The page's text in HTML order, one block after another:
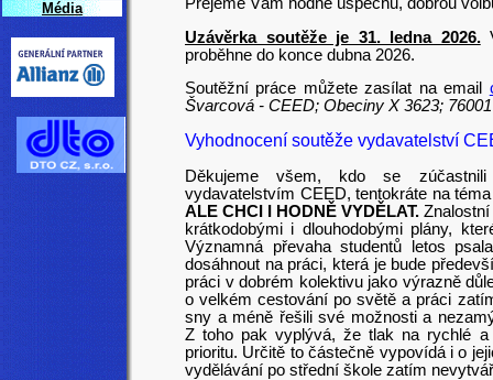
Média
Uzávěrka soutěže je 31. ledna 2026.
proběhne do konce dubna 2026.
Soutěžní práce můžete zasílat na email
Švarcová - CEED; Obeciny X 3623;
Vyhodnocení soutěže vydavatelství
Děkujeme všem, kdo se zúčastnili
vydavatelstvím CEED, tentokráte na
ALE CHCI I HODNĚ VYDĚLAT.
krátkodobými i dlouhodobými plány,
Významná převaha studentů letos
dosáhnout na práci, která je bude
práci v dobrém kolektivu jako výrazně
o velkém cestování po světě a práci
sny a méně řešili své možnosti a
Z toho pak vyplývá, že tlak na rychlé
prioritu. Určitě to částečně vypovídá i o
vydělávání po střední škole zatím